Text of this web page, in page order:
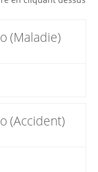
(Maladie)
(Accident)